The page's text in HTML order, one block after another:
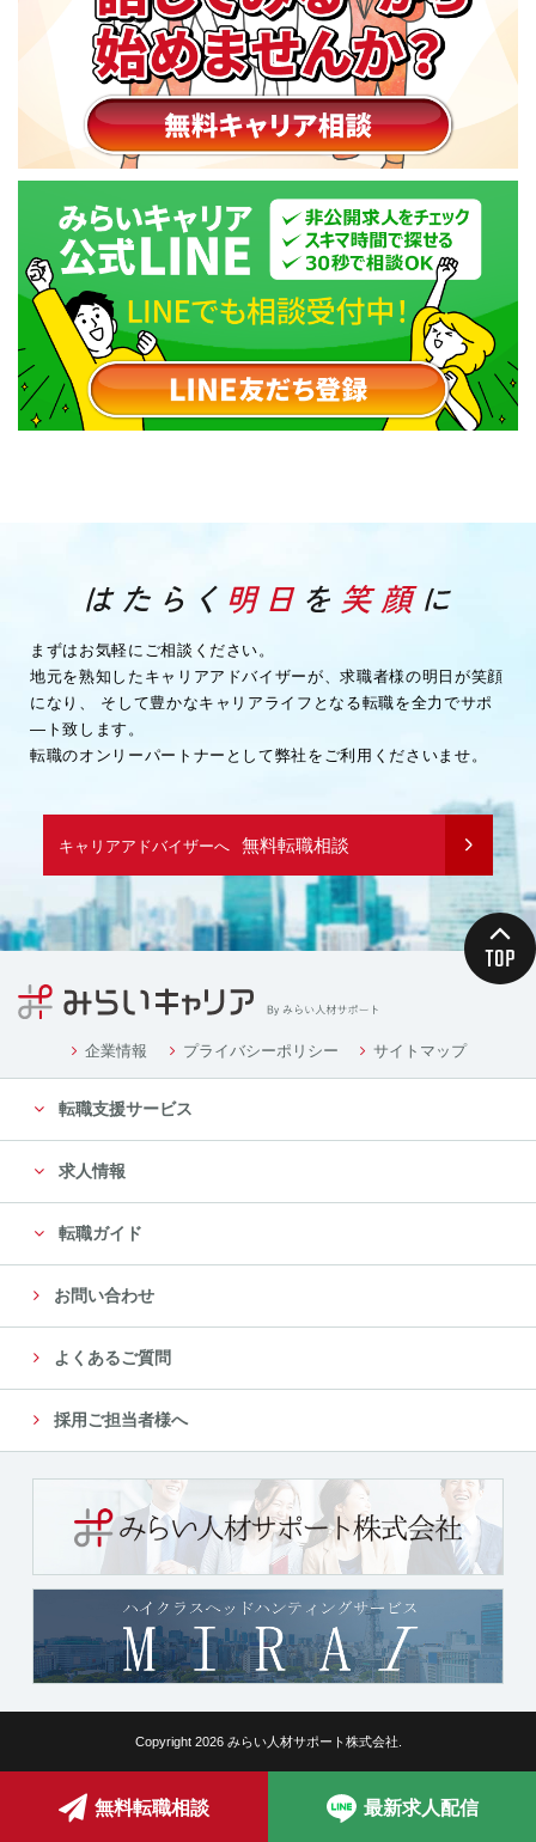
まずはお気軽にご相談ください。
地元を熟知したキャリアアドバイザーが、求職者様の明日が笑顔
になり、
そして豊かなキャリアライフとなる転職を全力でサポ
―ト致します。
転職のオンリーパートナーとして弊社をご利用くださいませ。
キャリアアドバイザーへ 無料転職相談
企業情報 プライバシーポリシー サイトマップ
転職支援サービス
求人情報
転職ガイド
お問い合わせ
よくあるご質問
採用ご担当者様へ
Copyright 2026 みらい人材サポート株式会社.
無料転職相談 最新求人配信